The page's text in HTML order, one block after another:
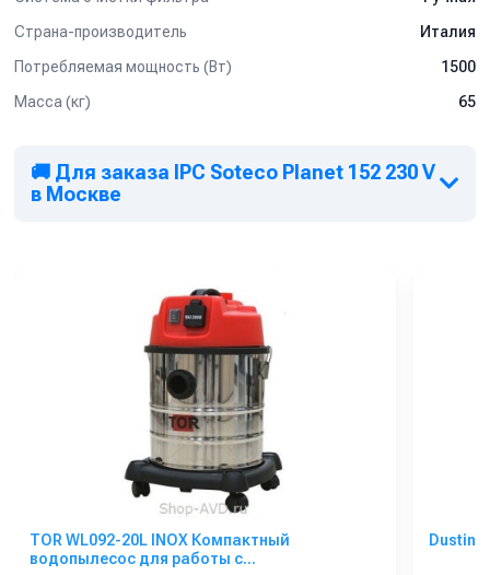
Страна-производитель
Италия
Потребляемая мощность (Вт)
1500
Масса (кг)
65
🚚 Для заказа IPC Soteco Planet 152 230 V
в Москве
TOR WL092-20L INOX Компактный
водопылесос для работы с